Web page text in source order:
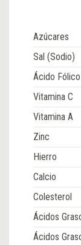
Azúcares
Sal (Sodio)
Ácido Fólico
Vitamina C
Vitamina A
Zinc
Hierro
Calcio
Colesterol
Ácidos
Ácidos